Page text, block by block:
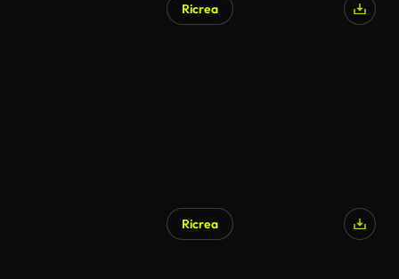
Ricrea
Ricrea